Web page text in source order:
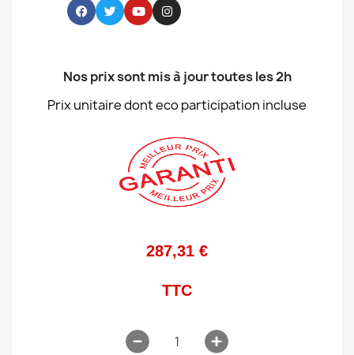
Nos prix sont mis à jour toutes les 2h
Prix unitaire dont eco participation incluse
287,31 €
TTC